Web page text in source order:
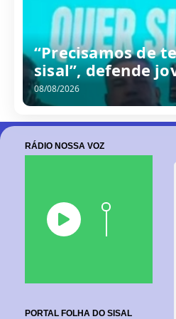
2
0
2
6
RÁDIO NOSSA VOZ
PORTAL FOLHA DO SISAL